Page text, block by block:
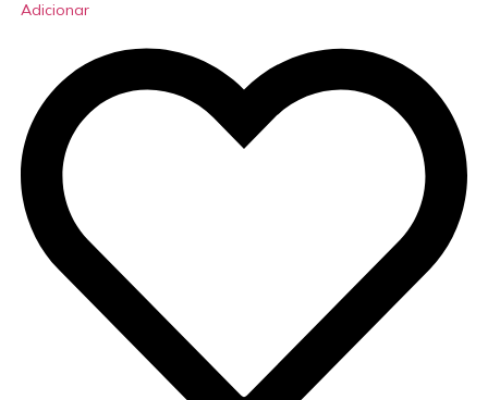
Adicionar